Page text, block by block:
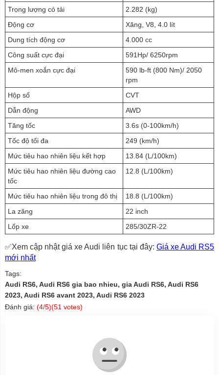
Trọng lượng có tải
2.282 (kg)
Động cơ
Xăng, V8, 4.0 lít
Dung tích động cơ
4.000 cc
Công suất cực đại
591Hp/ 6250rpm
Mô-men xoắn cực đại
590 lb-ft (800 Nm)/ 2050
rpm
Hộp số
CVT
Dẫn động
AWD
Tăng tốc
3.6s (0-100km/h)
Tốc độ tối đa
249 (km/h)
Mức tiêu hao nhiên liệu kết hợp
13.84 (L/100km)
Mức tiêu hao nhiên liệu đường cao
tốc
12.8 (L/100km)
Mức tiêu hao nhiên liệu trong đô thị
18.8 (L/100km)
La zăng
22 inch
Lốp xe
285/30ZR-22
✅Xem cập nhật giá xe Audi liên tục tại đây: Giá xe Audi RS5
mới nhất
Tags:
Audi RS6, Audi RS6 gia bao nhieu, gia Audi RS6, Audi RS6
2023, Audi RS6 avant 2023, Audi RS6 2023
Đánh giá: (4/5)(51 votes)